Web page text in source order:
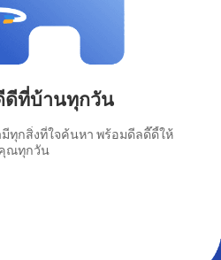
ที่บ้านทุกวัน
ทุกสิ่งที่ใจค้นหา พร้อมดีลดี๊ดี้ให้
ณทุกวัน